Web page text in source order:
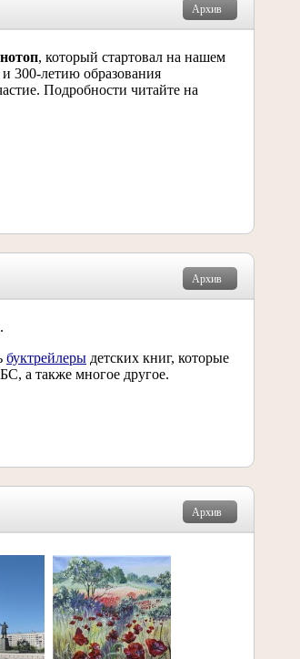
Архив
, который стартовал на нашем
300-летию образования
Подробности читайте на
Архив
буктрейлеры детских книг, которые
а также многое другое.
Архив